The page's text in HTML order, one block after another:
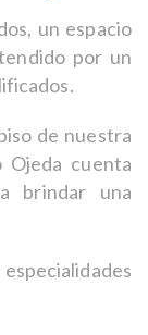
un espacio
por un
de nuestra
cuenta
brindar una